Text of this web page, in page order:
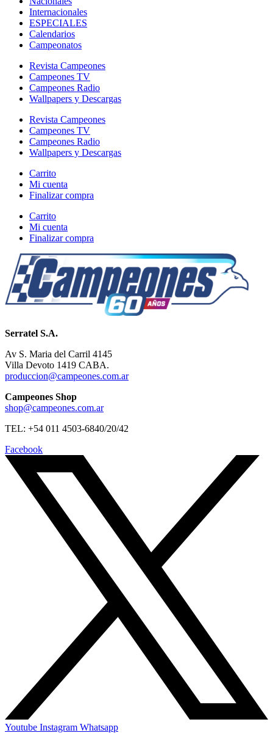
Internacionales
ESPECIALES
Calendarios
Campeonatos
Revista Campeones
Campeones TV
Campeones Radio
Wallpapers y Descargas
Revista Campeones
Campeones TV
Campeones Radio
Wallpapers y Descargas
Carrito
Mi cuenta
Finalizar compra
Carrito
Mi cuenta
Finalizar compra
Serratel S.A.
Av S. Maria del Carril 4145
Villa Devoto 1419 CABA.
produccion@campeones.com.ar
Campeones Shop
shop@campeones.com.ar
TEL: +54 011 4503-6840/20/42
Facebook
Youtube Instagram Whatsapp